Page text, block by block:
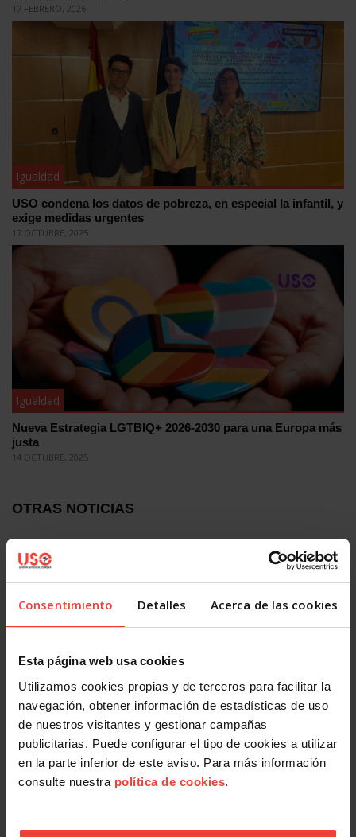
Consentimiento Detalles Acerca de las cookies
Esta página web usa cookies
Utilizamos cookies propias y de terceros para facilitar la
navegación, obtener información de estadísticas de uso
de nuestros visitantes y gestionar campañas
publicitarias. Puede configurar el tipo de cookies a utilizar
en la parte inferior de este aviso. Para más información
consulte nuestra política de cookies.
17 FEBRERO, 2026
Igualdad
USO condena los datos de pobreza, en especial la infantil, y
exige medidas urgentes
17 OCTUBRE, 2025
Igualdad
Nueva Estrategia LGTBIQ+ 2026-2030 para una Europa más
justa
14 OCTUBRE, 2025
OTRAS NOTICIAS
Desarrollo Sostenible
Calentamiento global: justicia social y empleo digno en la
acción climática
28 ENERO, 2026